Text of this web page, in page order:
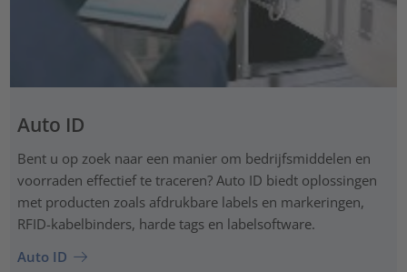
Auto ID
Bent u op zoek naar een manier om bedrijfsmiddelen en
voorraden effectief te traceren? Auto ID biedt oplossingen
met producten zoals afdrukbare labels en markeringen,
RFID-kabelbinders, harde tags en labelsoftware.
Auto ID